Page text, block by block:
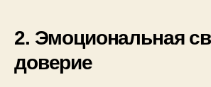
2. Эмоциональная
доверие